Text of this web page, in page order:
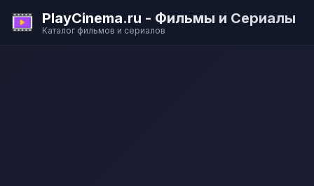
PlayCinema.ru - Фильмы и Сериалы
Каталог фильмов и сериалов